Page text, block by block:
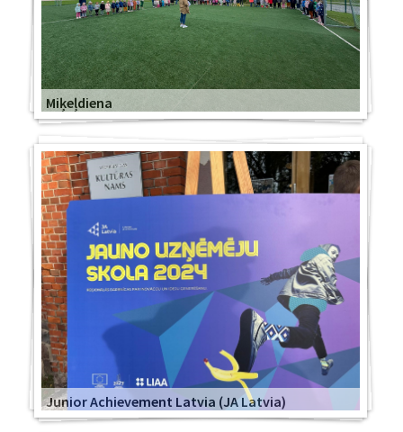
Miķeļdiena
Junior Achievement Latvia (JA Latvia)